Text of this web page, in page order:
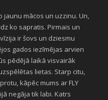
jaunu mācos un uzzinu. Un,
ko sapratis. Pirmais un
ir šovs un dziesmu
gados iezīmējas arvien
pēdējā laikā visvairāk
lietas. Starp citu,
kāpēc mums ar FLY
negāja tik labi. Katrs